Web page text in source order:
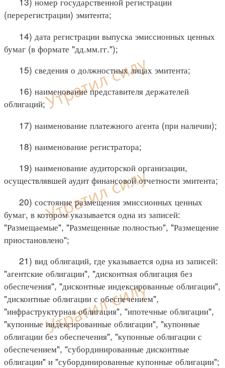
(перерегистрации) эмитента;
14) дата регистрации выпуска эмиссионных ценных
бумаг (в формате "дд.мм.гг.");
15) сведения о должностных лицах эмитента;
16) наименование представителя держателей
облигаций;
17) наименование платежного агента (при наличии);
18) наименование регистратора;
19) наименование аудиторской организации,
осуществлявшей аудит финансовой отчетности эмитента;
20) состояние размещения эмиссионных ценных
бумаг, в котором указывается одна из записей:
"Размещаемые", "Размещенные полностью", "Размещение
приостановлено";
21) вид облигаций, где указывается одна из записей:
"агентские облигации", "дисконтная облигация без
обеспечения", "дисконтные индексированные облигации",
"дисконтные облигации с обеспечением",
"инфраструктурная облигация", "ипотечные облигации",
"купонные индексированные облигации", "купонные
облигации без обеспечения", "купонные облигации с
обеспечением", "субординированные дисконтные
облигации" и "субординированные купонные облигации";